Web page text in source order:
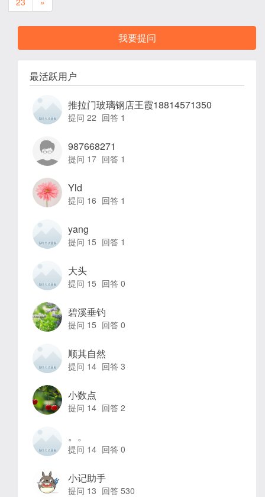
我要提问
最活跃用户
推拉门玻璃钢店王霞18814571350
提问 22 回答 1
987668271
提问 17 回答 1
Yld
提问 16 回答 1
yang
提问 15 回答 1
大头
提问 15 回答 0
碧溪垂钓
提问 15 回答 0
顺其自然
提问 14 回答 3
小数点
提问 14 回答 2
。。
提问 14 回答 0
小记助手
提问 13 回答 530